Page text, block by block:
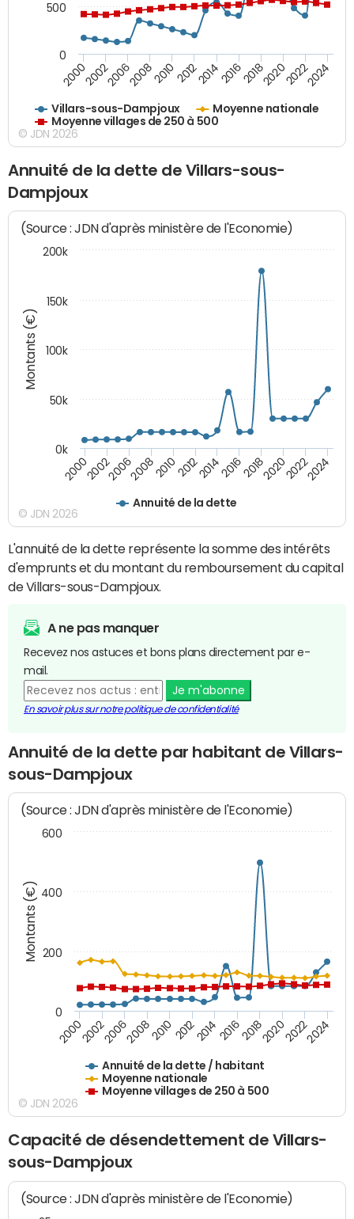
Villars-sous-Dampjoux
Moyenne nationale
Moyenne villages de 250 à 500
200020022006200820102012201420162018202020222024
0
500
© JDN 2026
Annuité de la dette de Villars-sous-
Dampjoux
Montants (€)
(Source : JDN d'après ministère de l'Economie)
Annuité de la dette
200020022006200820102012201420162018202020222024
0k
50k
100k
150k
200k
© JDN 2026
L'annuité de la dette représente la somme des intérêts
d'emprunts et du montant du remboursement du capital
de Villars-sous-Dampjoux.
A ne pas manquer
Recevez nos astuces et bons plans directement par e-
mail.
Je m'abonne
En savoir plus sur notre politique de confidentialité
Annuité de la dette par habitant de Villars-
sous-Dampjoux
Montants (€)
(Source : JDN d'après ministère de l'Economie)
Annuité de la dette / habitant
Moyenne nationale
Moyenne villages de 250 à 500
20002002200620082010 2012201420162018202020222024
0
200
400
600
© JDN 2026
Capacité de désendettement de Villars-
sous-Dampjoux
(Source : JDN d'après ministère de l'Economie)